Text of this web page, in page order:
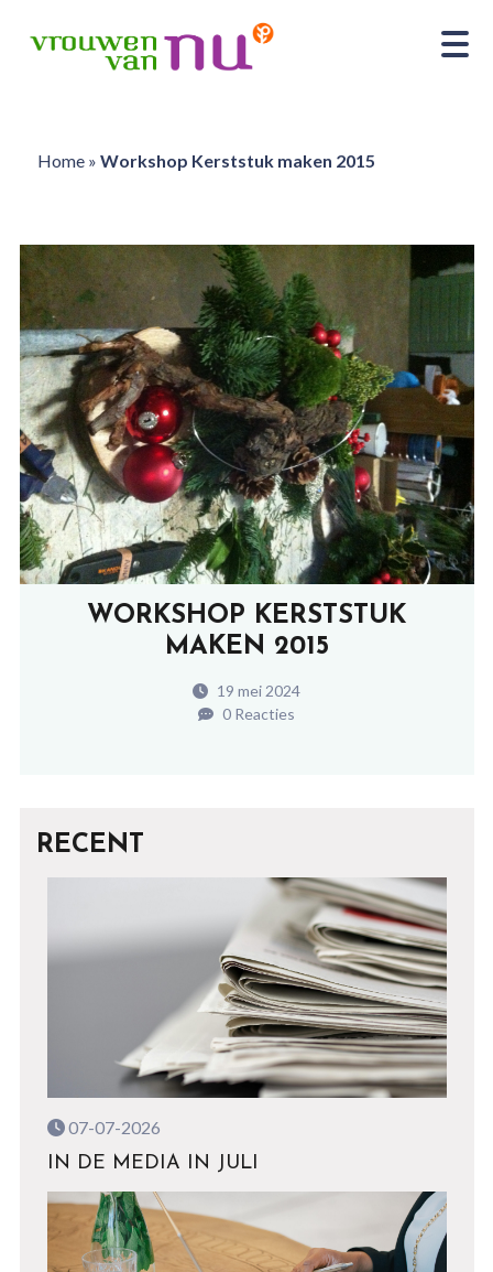
Home» Workshop Kerststuk maken 2015
WORKSHOP KERSTSTUK
MAKEN 2015
19 mei 2024
0 Reacties
RECENT
07-07-2026
IN DE MEDIA IN JULI